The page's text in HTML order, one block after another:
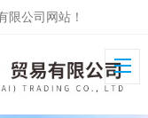
限公司网站！